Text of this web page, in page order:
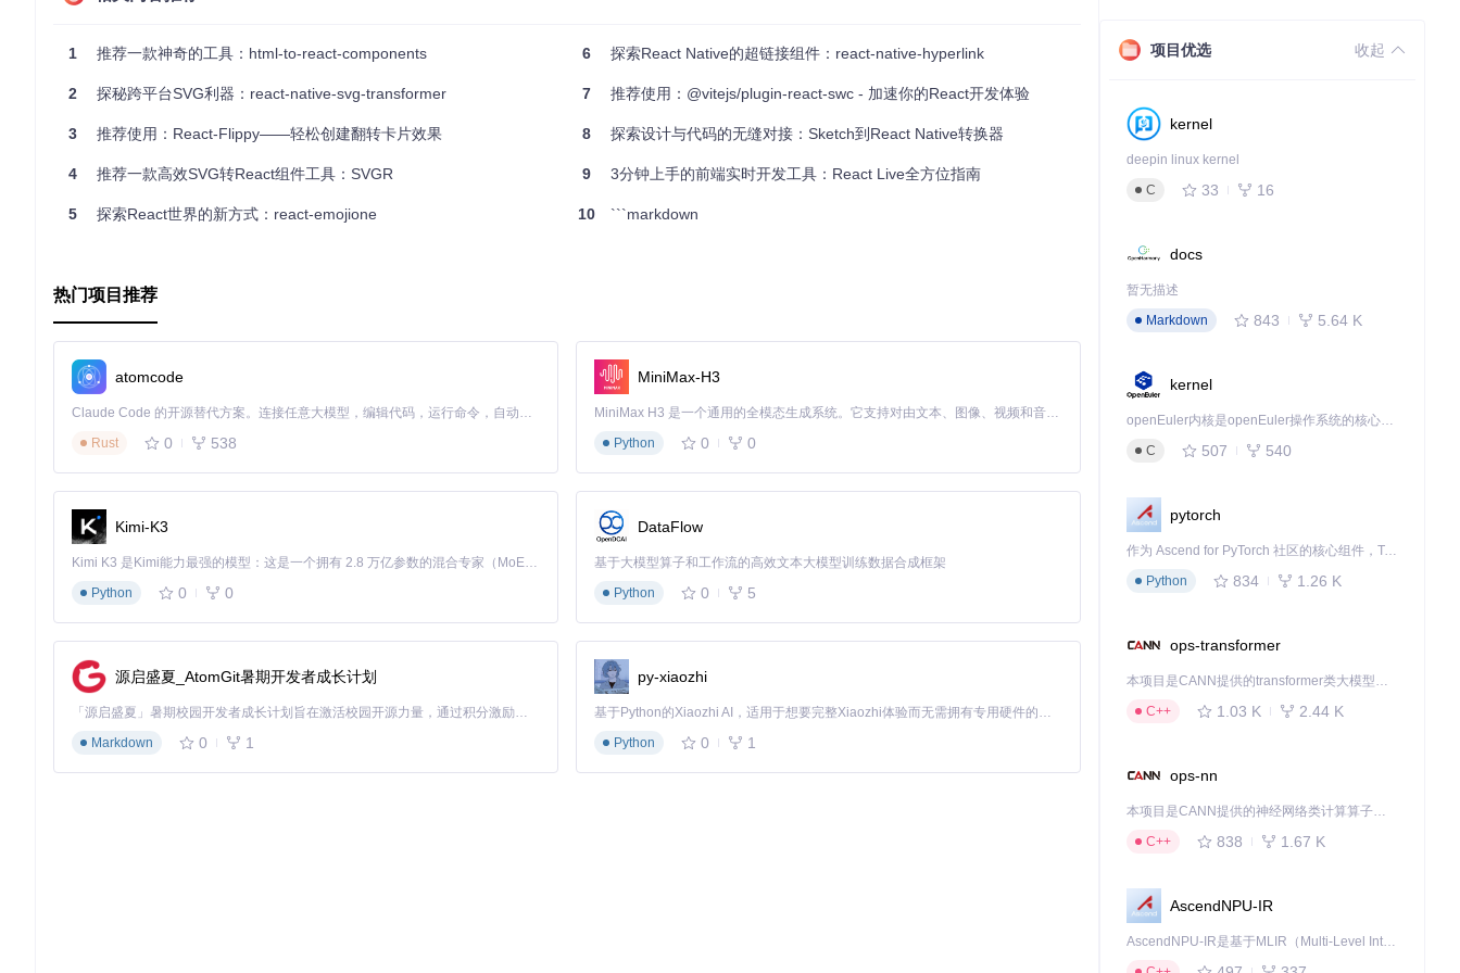
YouTube视频- 我们通过一个实际示例演示了如何使用Appfairy。
安装Appfairy就像安装其他npm包一样：
为Appfairy会利用git进行版本控制。运行后，你会看到一个新的git提交，标记为
写。
提交的内容包括：
public- 应该由你的应用服务器服务的公共资产。
images
fonts
scripts
styles- 应该导入到index.js的CSS
views
- 包含ConsultFormView等视图文件
配置可以通过名为af_config.js的配置文件控制，该文件应位于项目根目录下。
许可证
Appfairy遵循MIT许可证，完全免费且开源。
总之，Appfairy简化了设计到代码的流程，是React开发者值得尝试的利器。无论你是新手还是经验丰富的开发者，都可以利用它提高工作效率，专注于更
1 推荐一款神奇的工具：html-to-react-components
2 探秘跨平台SVG利器：react-native-svg-transformer
3 推荐使用：React-Flippy——轻松创建翻转卡片效果
4 推荐一款高效SVG转React组件工具：SVGR
5 探索React世界的新方式：react-emojione
6 探索React Native的超链接组件：react-native-hyperlink
7 推荐使用：@vitejs/plugin-react-swc - 加速你的React开发体验
8 探索设计与代码的无缝对接：Sketch到React Native转换器
9 3分钟上手的前端实时开发工具：React Live全方位指南
10 ```markdown
热门项目推荐
atomcode
Claude Code 的开源替代方案。连接任意大模型，编辑代码，运行命令，自动验证 — 全自动执行。用 Rust 构建，极致性能。 ｜ An open-source alternative to Claude Code. Connect any LLM, edit code, run commands, and verify changes — autonomously. Built in Rust for speed. Get Started
Rust
0 538
MiniMax-H3
MiniMax H3 是一个通用的全模态生成系统。它支持对由文本、图像、视频和音频组成的多模态上下文进行统一理解，并能生成分辨率高达 2K、时长可达 15 秒的带原生立体声音频的视频。得益于面向任务泛化的系统设计，H3 在预训练阶段就已具备广泛的多模态上下文理解与生成能力，能够出色地执行复杂的多模态指令。
Python
0 0
Kimi-K3
Kimi K3 是Kimi能力最强的模型：这是一个拥有 2.8 万亿参数的混合专家（MoE）模型，具备原生视觉理解能力，并支持 100 万 token 的上下文窗口。
Python
0 0
DataFlow
基于大模型算子和工作流的高效文本大模型训练数据合成框架
Python
0 5
源启盛夏_AtomGit暑期开发者成长计划
「源启盛夏」暑期校园开发者成长计划旨在激活校园开源力量，通过积分激励、认证扶持、资源倾斜等形式，引导高校组织和开发者完成「入驻 — 建项目 — 做贡献 — 获认证 — 得资源」的完整闭环。无论你是想带领社团入驻平台的组织者，还是希望用代码贡献证明自己的开发者，都能在这里找到属于你的成长路径。
Markdown
0 1
py-xiaozhi
基于Python的Xiaozhi AI，适用于想要完整Xiaozhi体验而无需拥有专用硬件的用户。
Python
0 1
项目优选 收起
kernel
deepin linux kernel
C
33 16
docs
暂无描述
Markdown
843 5.64 K
kernel
openEuler内核是openEuler操作系统的核心，既是系统性能与稳定性的基石，也是连接处理器、设备与服务的桥梁。
C
507 540
pytorch
作为 Ascend for PyTorch 社区的核心组件，TorchNPU 是昇腾专为 PyTorch 打造的深度学习适配插件，使 PyTorch 框架能够直接调用昇腾 NPU，为开发者提供昇腾 AI 处理器的超强算力。
Python
834 1.26 K
ops-transformer
本项目是CANN提供的transformer类大模型算子库，实现网络在NPU上加速计算。
C++
1.03 K 2.44 K
ops-nn
本项目是CANN提供的神经网络类计算算子库，实现网络在NPU上加速计算。
C++
838 1.67 K
AscendNPU-IR
AscendNPU-IR是基于MLIR（Multi-Level Intermediate Representation）构建的，面向昇腾亲和算子编译时使用的中间表示，提供昇腾完备表达能力，通过编译优化提升昇腾AI处理器计算效率，支持通过生态框架使能昇腾AI处理器与深度调优